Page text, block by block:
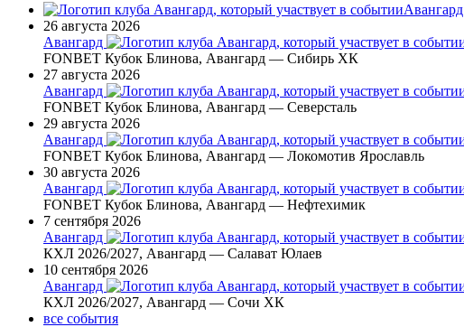
Авангард
26 августа 2026
Авангард
FONBET Кубок Блинова, Авангард — Сибирь ХК
27 августа 2026
Авангард
FONBET Кубок Блинова, Авангард — Северсталь
29 августа 2026
Авангард
FONBET Кубок Блинова, Авангард — Локомотив Ярославль
30 августа 2026
Авангард
FONBET Кубок Блинова, Авангард — Нефтехимик
7 сентября 2026
Авангард
КХЛ 2026/2027, Авангард — Салават Юлаев
10 сентября 2026
Авангард
КХЛ 2026/2027, Авангард — Сочи ХК
все события